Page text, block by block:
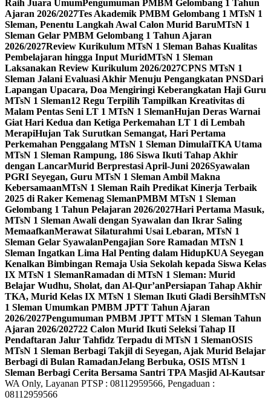
Raih Juara UmumPengumuman PMBM Gelombang 1 Tahun
Ajaran 2026/2027Tes Akademik PMBM Gelombang 1 MTsN 1
Sleman, Penentu Langkah Awal Calon Murid BaruMTsN 1
Sleman Gelar PMBM Gelombang 1 Tahun Ajaran
2026/2027Review Kurikulum MTsN 1 Sleman Bahas Kualitas
Pembelajaran hingga Input MuridMTsN 1 Sleman
Laksanakan Review Kurikulum 2026/2027CPNS MTsN 1
Sleman Jalani Evaluasi Akhir Menuju Pengangkatan PNSDari
Lapangan Upacara, Doa Mengiringi Keberangkatan Haji Guru
MTsN 1 Sleman12 Regu Terpilih Tampilkan Kreativitas di
Malam Pentas Seni LT 1 MTsN 1 SlemanHujan Deras Warnai
Giat Hari Kedua dan Ketiga Perkemahan LT 1 di Lembah
MerapiHujan Tak Surutkan Semangat, Hari Pertama
Perkemahan Penggalang MTsN 1 Sleman DimulaiTKA Utama
MTsN 1 Sleman Rampung, 186 Siswa Ikuti Tahap Akhir
dengan LancarMurid Berprestasi April-Juni 2026Syawalan
PGRI Seyegan, Guru MTsN 1 Sleman Ambil Makna
KebersamaanMTsN 1 Sleman Raih Predikat Kinerja Terbaik
2025 di Raker Kemenag SlemanPMBM MTsN 1 Sleman
Gelombang 1 Tahun Pelajaran 2026/2027Hari Pertama Masuk,
MTsN 1 Sleman Awali dengan Syawalan dan Ikrar Saling
MemaafkanMerawat Silaturahmi Usai Lebaran, MTsN 1
Sleman Gelar SyawalanPengajian Sore Ramadan MTsN 1
Sleman Ingatkan Lima Hal Penting dalam HidupKUA Seyegan
Kenalkan Bimbingan Remaja Usia Sekolah kepada Siswa Kelas
IX MTsN 1 SlemanRamadan di MTsN 1 Sleman: Murid
Belajar Wudhu, Sholat, dan Al-Qur’anPersiapan Tahap Akhir
TKA, Murid Kelas IX MTsN 1 Sleman Ikuti Gladi BersihMTsN
1 Sleman Umumkan PMBM JPTT Tahun Ajaran
2026/2027Pengumuman PMBM JPTT MTsN 1 Sleman Tahun
Ajaran 2026/202722 Calon Murid Ikuti Seleksi Tahap II
Pendaftaran Jalur Tahfidz Terpadu di MTsN 1 SlemanOSIS
MTsN 1 Sleman Berbagi Takjil di Seyegan, Ajak Murid Belajar
Berbagi di Bulan RamadanJelang Berbuka, OSIS MTsN 1
Sleman Berbagi Cerita Bersama Santri TPA Masjid Al-Kautsar
WA Only, Layanan PTSP : 08112959566, Pengaduan :
08112959566